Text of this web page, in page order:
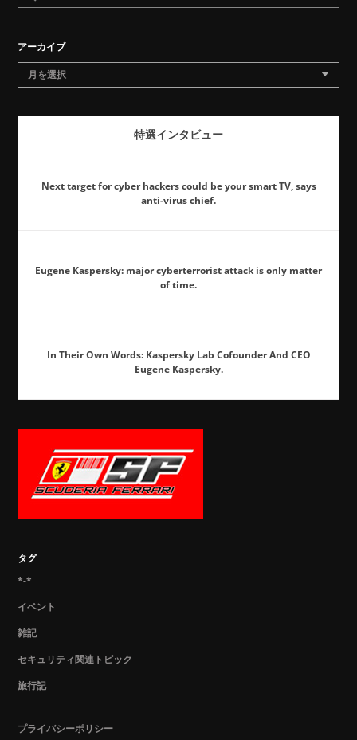
アーカイブ
月を選択
特選インタビュー
Next target for cyber hackers could be your smart TV, says
anti-virus chief.
Eugene Kaspersky: major cyberterrorist attack is only matter
of time.
In Their Own Words: Kaspersky Lab Cofounder And CEO
Eugene Kaspersky.
タグ
*-*
イベント
雑記
セキュリティ関連トピック
旅行記
プライバシーポリシー